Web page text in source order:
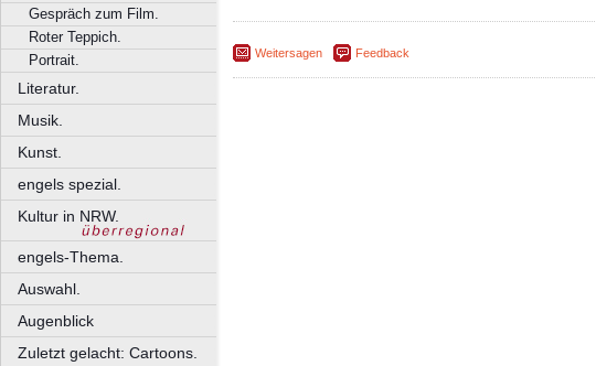
Gespräch zum Film.
Roter Teppich.
Portrait.
Literatur.
Musik.
Kunst.
engels spezial.
Kultur in NRW.
engels-Thema.
Auswahl.
Augenblick
Zuletzt gelacht: Cartoons.
Weitersagen Feedback